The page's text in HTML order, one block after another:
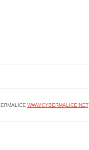
WWW.CYBERMALICE.NET